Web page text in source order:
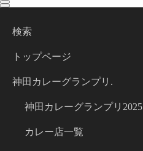
toggle
toggle
検索
トップページ
神田カレーグランプリ.
神田カレーグランプリ2025
カレー店一覧